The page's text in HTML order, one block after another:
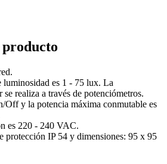
luminosidad es 1 - 75 lux. La
realiza a través de potenciómetros.
Off y la potencia máxima conmutable es
es 220 - 240 VAC.
protección IP 54 y dimensiones: 95 x 95